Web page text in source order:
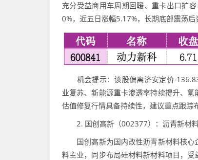
充分受益商用车周期回暖、重卡出口扩
0%，近五日涨幅5.17%，长期底部震荡
机会提示：该股偏离济安定价-
业复苏、新能源重卡渗透率持续提升、氢
估值修复行情具备持续性，建议重点跟踪
2. 国创高新（002377）：沥青新材料
国创高新为国内改性沥青新材料核心
料主业，同步布局硅材料新材料项目，